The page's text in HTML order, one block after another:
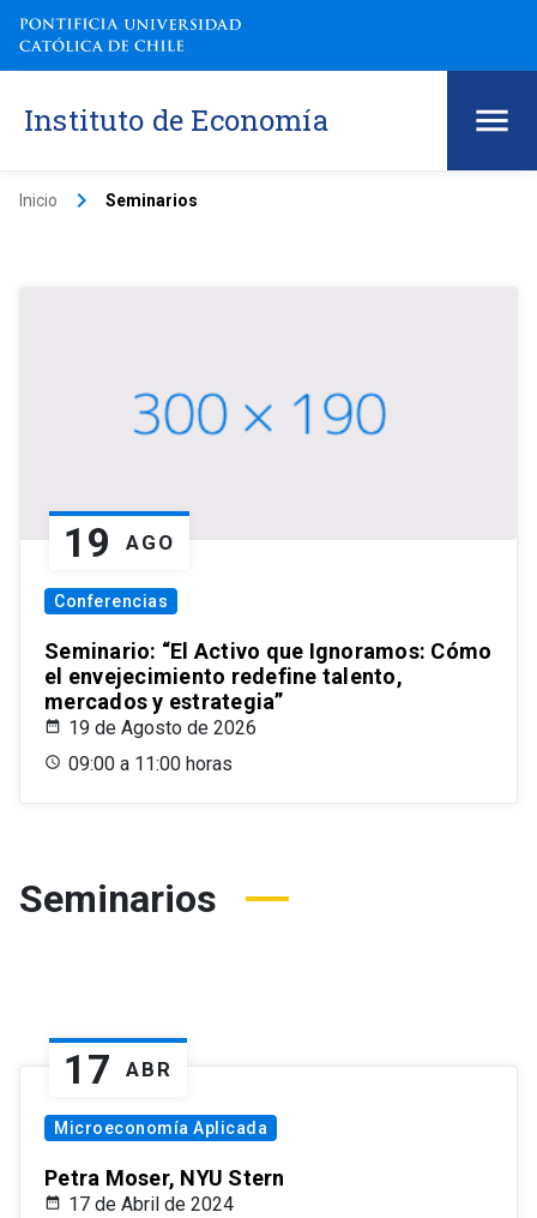
Instituto de Economía
Inicio keyboard_arrow_right Seminarios
19 AGO
Conferencias
Seminario: “El Activo que Ignoramos: Cómo
el envejecimiento redefine talento,
mercados y estrategia”
19 de Agosto de 2026
09:00 a 11:00 horas
Seminarios
17 ABR
Microeconomía Aplicada
Petra Moser, NYU Stern
17 de Abril de 2024